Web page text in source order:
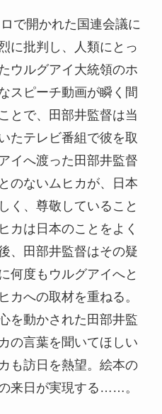
で開かれた国連会議に
に批判し、人類にとっ
ウルグアイ大統領のホ
スピーチ動画が瞬く間
とで、田部井監督は当
たテレビ番組で彼を取
イへ渡った田部井監督
のないムヒカが、日本
く、尊敬していること
カは日本のことをよく
、田部井監督はその疑
何度もウルグアイへと
カへの取材を重ねる。
を動かされた田部井監
の言葉を聞いてほしい
も訪日を熱望。絵本の
来日が実現する……。